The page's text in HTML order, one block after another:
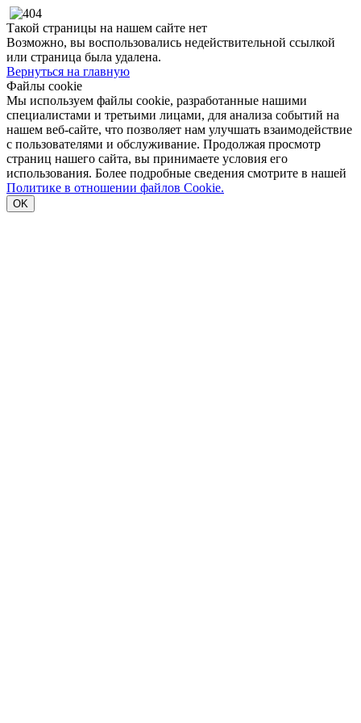
Такой страницы на нашем сайте нет
Возможно, вы воспользовались недействительной ссылкой
или страница была удалена.
Вернуться на главную
Файлы cookie
Мы используем файлы cookie, разработанные нашими
специалистами и третьими лицами, для анализа событий на
нашем веб-сайте, что позволяет нам улучшать взаимодействие
с пользователями и обслуживание. Продолжая просмотр
страниц нашего сайта, вы принимаете условия его
использования. Более подробные сведения смотрите в нашей
Политике в отношении файлов Cookie.
OK